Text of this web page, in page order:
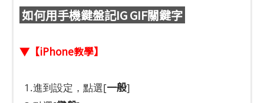
如何用手機鍵盤記IG GIF關鍵字
▼【iPhone教學】
1.進到設定，點選[一般]